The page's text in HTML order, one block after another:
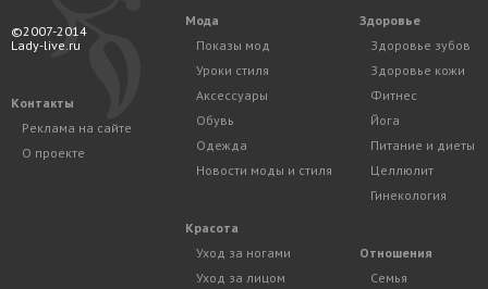
©2007-2014
Lady-live.ru
Контакты
Реклама на сайте
О проекте
Мода
Показы мод
Уроки стиля
Аксессуары
Обувь
Одежда
Новости моды и стиля
Красота
Уход за ногами
Уход за лицом
Здоровье
Здоровье зубов
Здоровье кожи
Фитнес
Йога
Питание и диеты
Целлюлит
Гинекология
Отношения
Семья